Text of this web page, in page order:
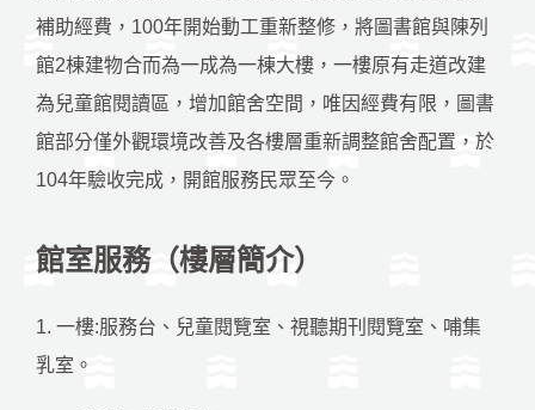
補助經費，100年開始動工重新整修，將圖書館與陳列
館2棟建物合而為一成為一棟大樓，一樓原有走道改建
為兒童館閱讀區，增加館舍空間，唯因經費有限，圖書
館部分僅外觀環境改善及各樓層重新調整館舍配置，於
104年驗收完成，開館服務民眾至今。
館室服務（樓層簡介）
1. 一樓:服務台、兒童閱覽室、視聽期刊閱覽室、哺集
乳室。